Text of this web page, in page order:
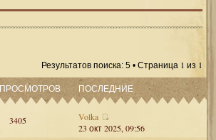
Результатов поиска: 5 • Страница 1 из 1
ПОСЛЕДНИЕ
3405
Volka
23 окт 2025, 09:56